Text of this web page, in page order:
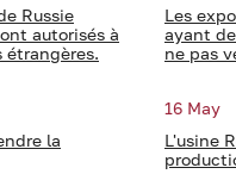
Russie
autorisés à
étrangères.
la
Les
ayant
ne pas
16 May
L'usine